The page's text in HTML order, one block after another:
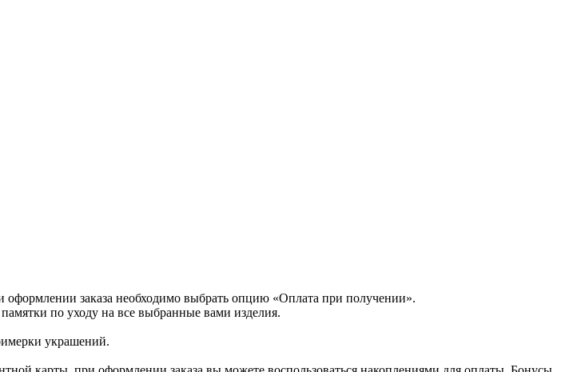
заказа необходимо выбрать опцию «Оплата при получении».
по уходу на все выбранные вами изделия.
украшений.